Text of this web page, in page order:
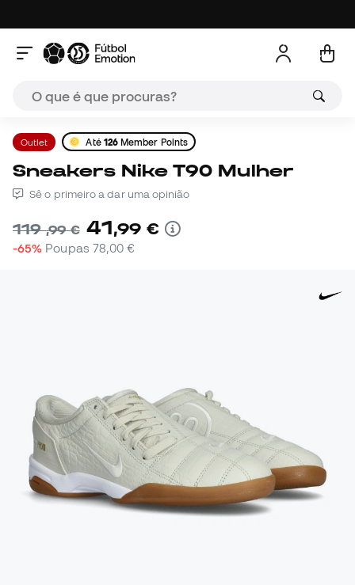
Outlet Até 126 Member Points
Sneakers Nike T90 Mulher
Sê o primeiro a dar uma opinião
119,99 € 41,99 €
-65% Poupas 78,00 €